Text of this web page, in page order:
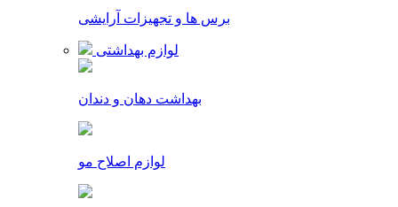
برس ها و تجهیزات آرایشی
لوازم بهداشتی
بهداشت دهان و دندان
لوازم اصلاح مو